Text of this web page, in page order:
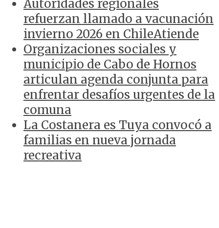
Autoridades regionales
refuerzan llamado a vacunación
invierno 2026 en ChileAtiende
Organizaciones sociales y
municipio de Cabo de Hornos
articulan agenda conjunta para
enfrentar desafíos urgentes de la
comuna
La Costanera es Tuya convocó a
familias en nueva jornada
recreativa